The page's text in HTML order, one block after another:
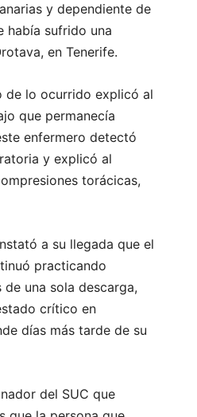
y dependiente de
había sufrido una
en Tenerife.
de lo ocurrido explicó al
que permanecía
enfermero detectó
y explicó al
torácicas,
a su llegada que el
practicando
una sola descarga,
crítico en
días más tarde de su
del SUC que